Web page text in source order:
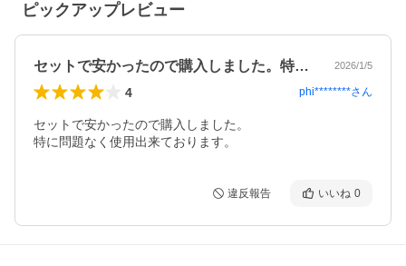
ピックアップレビュー
セットで安かったので購入しました。特に… 2026/1/5
4 phi********さん
セットで安かったので購入しました。
特に問題なく使用出来ております。
違反報告 いいね 0